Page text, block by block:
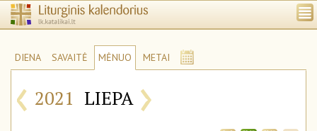
DIENA SAVAITĖ MĖNUO METAI
‹ 2021 LIEPA ›